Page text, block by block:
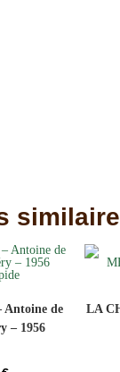
Antoine de
– 1956
LA